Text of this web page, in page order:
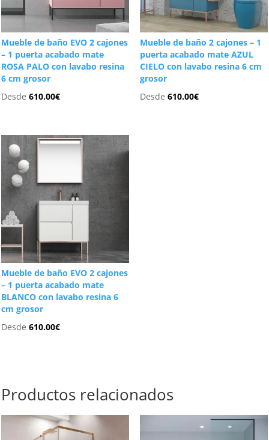
Mueble de baño EVO 2 cajones
– 1 puerta acabado mate
ROSA PALO con lavabo resina
6 cm grosor
Desde610.00€
Mueble de baño 2 cajones – 1
puerta acabado mate AZUL
CIELO con lavabo resina 6 cm
grosor
Desde 610.00€
Mueble de baño EVO 2 cajones
– 1 puerta acabado mate
BLANCO con lavabo resina 6
cm grosor
Desde610.00€
Productos relacionados